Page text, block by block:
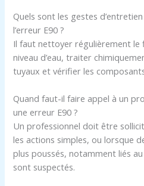
Quels sont les gestes
l’erreur E90 ?
Il faut nettoyer régulièrement le
niveau d’eau, traiter
tuyaux et vérifier les
Quand faut-il faire appel à un
une erreur E90 ?
Un professionnel doit être
les actions simples, ou lorsque
plus poussés, notamment liés
sont suspectés.